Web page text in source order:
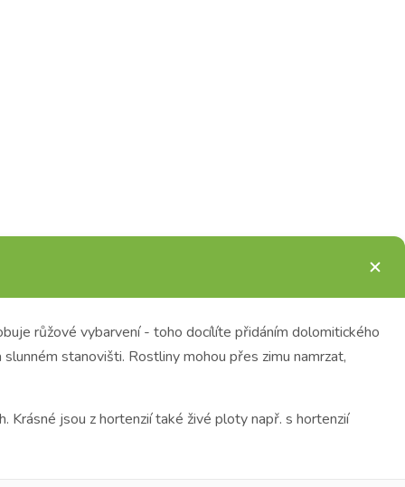
růžové vybarvení - toho docílíte přidáním dolomitického
stanovišti. Rostliny mohou přes zimu namrzat,
jsou z hortenzií také živé ploty např. s hortenzií